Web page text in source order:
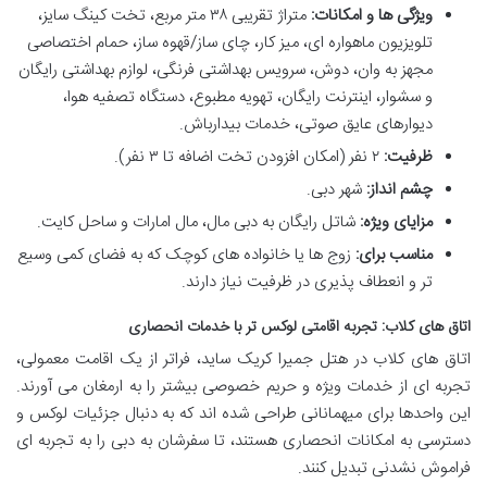
ویژگی ها و امکانات:
متراژ تقریبی ۳۸ متر مربع، تخت کینگ سایز،
تلویزیون ماهواره ای، میز کار، چای ساز/قهوه ساز، حمام اختصاصی
مجهز به وان، دوش، سرویس بهداشتی فرنگی، لوازم بهداشتی رایگان
و سشوار، اینترنت رایگان، تهویه مطبوع، دستگاه تصفیه هوا،
دیوارهای عایق صوتی، خدمات بیدارباش.
ظرفیت:
چشم انداز: شهر دبی.
مزایای ویژه: شاتل رایگان به دبی مال، مال امارات و ساحل کایت.
مناسب برای: زوج ها یا خانواده های کوچک که به فضای کمی وسیع
تر و انعطاف پذیری در ظرفیت نیاز دارند.
اتاق های کلاب: تجربه اقامتی لوکس تر با خدمات انحصاری
اتاق های کلاب در هتل جمیرا کریک ساید، فراتر از یک اقامت معمولی،
تجربه ای از خدمات ویژه و حریم خصوصی بیشتر را به ارمغان می آورند.
این واحدها برای میهمانانی طراحی شده اند که به دنبال جزئیات لوکس و
دسترسی به امکانات انحصاری هستند، تا سفرشان به دبی را به تجربه ای
فراموش نشدنی تبدیل کنند.